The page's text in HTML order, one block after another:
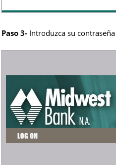
Paso 3- Introduzca su